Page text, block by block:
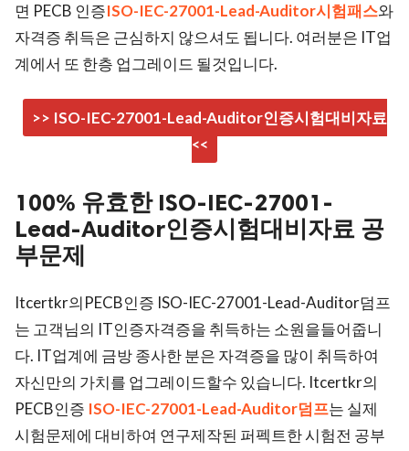
면 PECB 인증ISO-IEC-27001-Lead-Auditor시험패스와
자격증 취득은 근심하지 않으셔도 됩니다. 여러분은 IT업
계에서 또 한층 업그레이드 될것입니다.
>> ISO-IEC-27001-Lead-Auditor인증시험대비자료
<<
100% 유효한 ISO-IEC-27001-
Lead-Auditor인증시험대비자료 공
부문제
Itcertkr의PECB인증 ISO-IEC-27001-Lead-Auditor덤프
는 고객님의 IT인증자격증을 취득하는 소원을들어줍니
다. IT업계에 금방 종사한 분은 자격증을 많이 취득하여
자신만의 가치를 업그레이드할수 있습니다. Itcertkr의
PECB인증 ISO-IEC-27001-Lead-Auditor덤프는 실제
시험문제에 대비하여 연구제작된 퍼펙트한 시험전 공부